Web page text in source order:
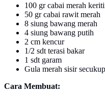
100 gr cabai merah
50 gr cabai rawit merah
8 siung bawang merah
4 siung bawang putih
2 cm kencur
1/2 sdt terasi bakar
1 sdt garam
Gula merah sisir
Cara Membuat: